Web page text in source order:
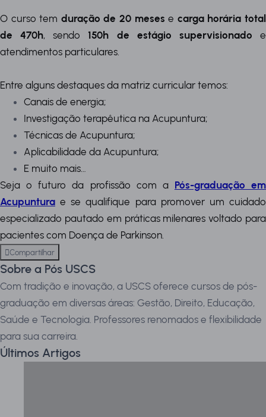
O curso tem duração de 20 meses e carga horária total
de 470h, sendo 150h de estágio supervisionado e
atendimentos particulares.
Entre alguns destaques da matriz curricular temos:
Canais de energia;
Investigação terapêutica na Acupuntura;
Técnicas de Acupuntura;
Aplicabilidade da Acupuntura;
E muito mais…
Seja o futuro da profissão com a Pós-graduação em
Acupuntura e se qualifique para promover um cuidado
especializado pautado em práticas milenares voltado para
pacientes com Doença de Parkinson.
Compartilhar
Sobre a Pós USCS
Com tradição e inovação, a USCS oferece cursos de pós-
graduação em diversas áreas: Gestão, Direito, Educação,
Saúde e Tecnologia. Professores renomados e flexibilidade
para sua carreira.
Últimos Artigos